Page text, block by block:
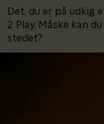
Det, du er på udkig
2 Play. Måske kan
stedet?